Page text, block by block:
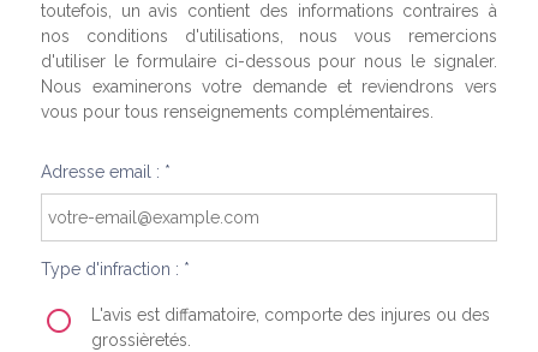
toutefois, un avis contient des informations contraires à
nos conditions d'utilisations, nous vous remercions
d'utiliser le formulaire ci-dessous pour nous le signaler.
Nous examinerons votre demande et reviendrons vers
vous pour tous renseignements complémentaires.
Adresse email : *
Type d'infraction : *
L'avis est diffamatoire, comporte des injures ou des
grossièretés.